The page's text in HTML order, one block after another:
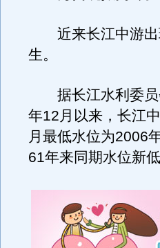
近来长江中游出
生。
据长江水利委员
年12月以来，长江
月最低水位为2006
61年来同期水位新低